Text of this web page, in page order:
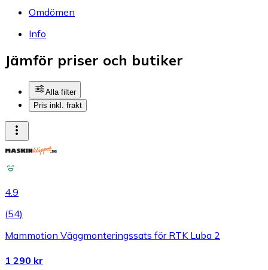
Omdömen
Info
Jämför priser och butiker
Alla filter
Pris inkl. frakt
4.9
(54)
Mammotion Väggmonteringssats för RTK Luba 2
1 290 kr